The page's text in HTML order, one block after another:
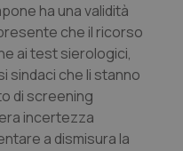
ha una validità
che il ricorso
ai test sierologici,
sindaci che li stanno
di screening
incertezza
a dismisura la